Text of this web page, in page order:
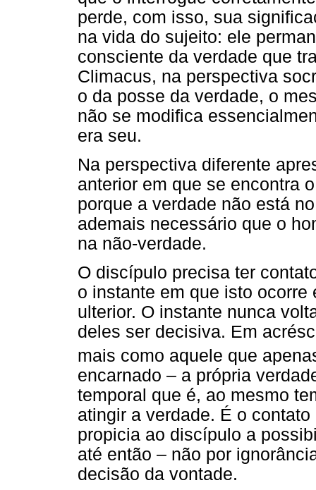
perde, com isso, sua
na vida do sujeito: ele
consciente da verdade que
Climacus, na perspectiva
o da posse da verdade, o
não se modifica
era seu.
Na perspectiva diferente
anterior em que se encontra
porque a verdade não está
ademais necessário que o
na não-verdade.
O discípulo precisa ter
o instante em que isto
ulterior. O instante nunca
deles ser decisiva. Em
mais como aquele que
encarnado – a própria
temporal que é, ao mesmo
atingir a verdade. É o
propicia ao discípulo a
até então – não por
decisão da vontade.